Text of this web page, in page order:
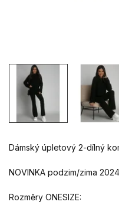
Dámský úpletový 2-dílný
NOVINKA podzim/zima 2024
Rozměry ONESIZE: